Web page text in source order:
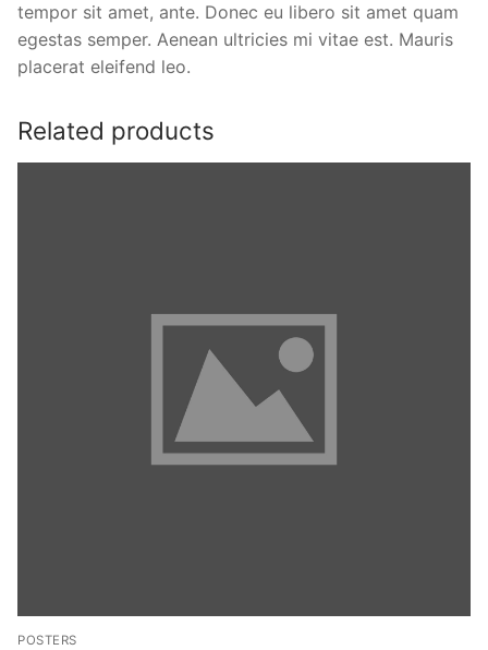
tempor sit amet, ante. Donec eu libero sit amet quam
egestas semper. Aenean ultricies mi vitae est. Mauris
placerat eleifend leo.
Related products
POSTERS